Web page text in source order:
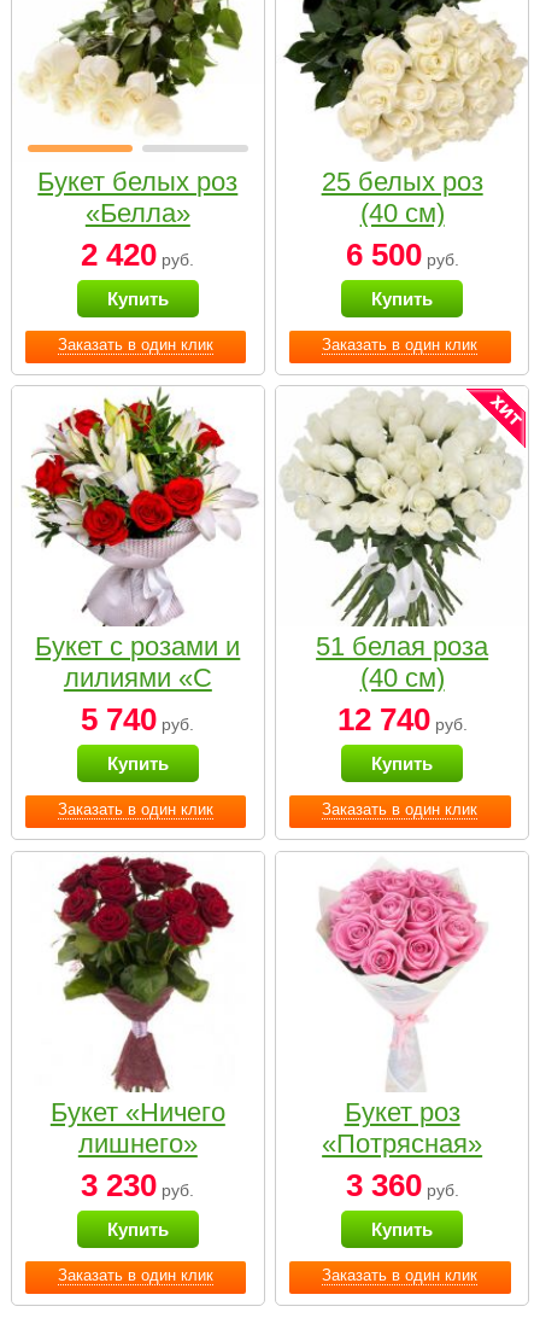
Заказать в один клик
Букет белых роз
«Белла»
2 420 руб.
Купить
Заказать в один клик
25 белых роз
(40 см)
6 500руб.
Купить
Заказать в один клик
Букет с розами и
лилиями «С
наилучшими
пожеланиями»
5 740 руб.
Купить
Заказать в один клик
51 белая роза
(40 см)
12 740руб.
Купить
Заказать в один клик
Букет «Ничего
лишнего»
3 230 руб.
Купить
Заказать в один клик
Букет роз
«Потрясная»
3 360руб.
Купить